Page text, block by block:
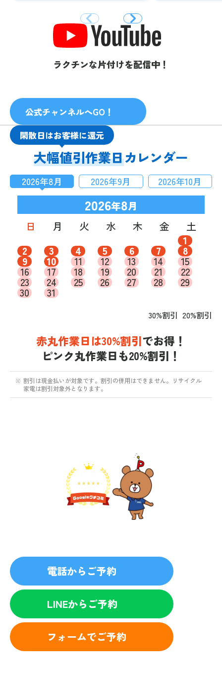
ラクチンな片付けを配信中！
公式チャンネルへGO！
閑散日はお客様に還元
大幅値引作業日カレンダー
2026年8月 2026年9月 2026年10月
2026年8月
日
月 火 水 木 金
土
1
2 3 4 5 6 7 8
9 10 11 12 13 14 15
16 17 18 19 20 21 22
23 24 25 26 27 28 29
30 31
30%割引 20%割引
赤丸作業日は30%割引でお得！
ピンク丸作業日も20%割引！
※ 割引は現金払いが対象です。割引の併用はできません。リサイクル
家電は割引対象外となります。
電話からご予約
LINEからご予約
フォームでご予約